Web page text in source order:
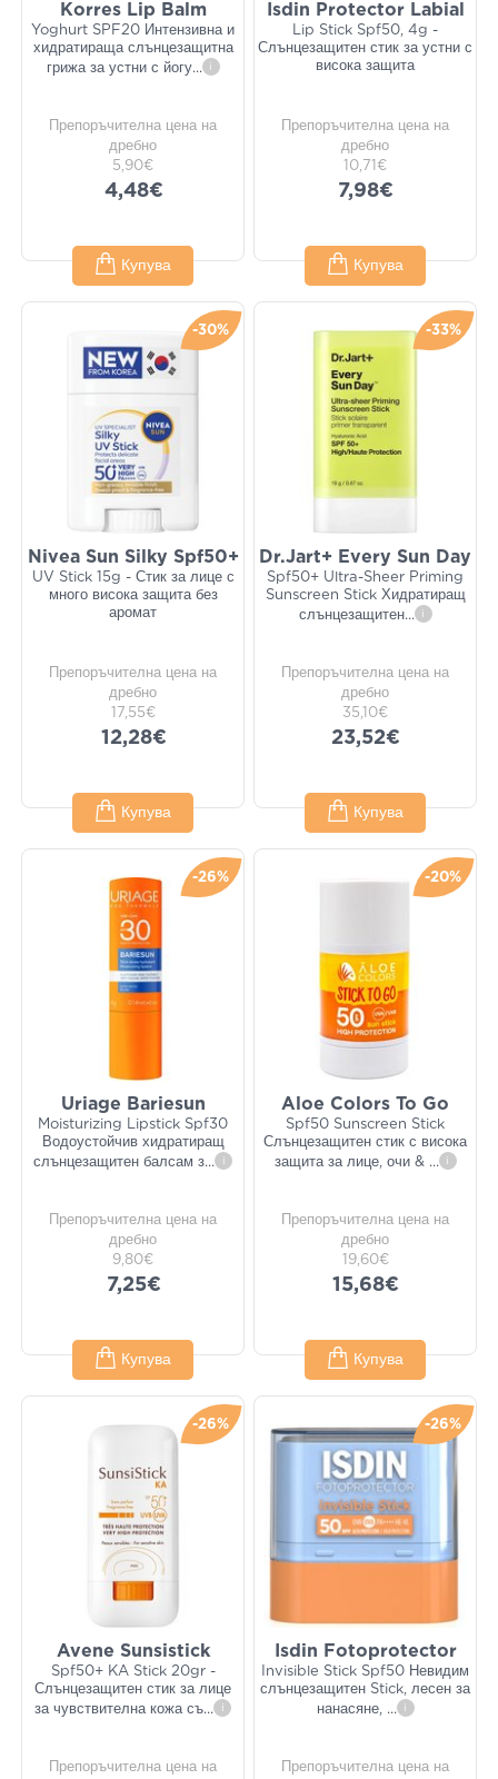
Korres Lip Balm
Yoghurt SPF20 Интензивна и
хидратираща слънцезащитна
грижа за устни с йогу... i
Препоръчителна цена на
дребно
5,90€
4,48€
Купува
Isdin Protector Labial
Lip Stick Spf50, 4g -
Слънцезащитен стик за устни с
висока защита
Препоръчителна цена на
дребно
10,71€
7,98€
Купува
-30%
Nivea Sun Silky Spf50+
UV Stick 15g - Стик за лице с
много висока защита без
аромат
Препоръчителна цена на
дребно
17,55€
12,28€
Купува
-33%
Dr.Jart+ Every Sun Day
Spf50+ Ultra-Sheer Priming
Sunscreen Stick Хидратиращ
слънцезащитен... i
Препоръчителна цена на
дребно
35,10€
23,52€
Купува
-26%
Uriage Bariesun
Moisturizing Lipstick Spf30
Водоустойчив хидратиращ
слънцезащитен балсам з... i
Препоръчителна цена на
дребно
9,80€
7,25€
Купува
-20%
Aloe Colors To Go
Spf50 Sunscreen Stick
Слънцезащитен стик с висока
защита за лице, очи & ... i
Препоръчителна цена на
дребно
19,60€
15,68€
Купува
-26%
Avene Sunsistick
Spf50+ KA Stick 20gr -
Слънцезащитен стик за лице
за чувствителна кожа съ... i
Препоръчителна цена на
-26%
Isdin Fotoprotector
Invisible Stick Spf50 Невидим
слънцезащитен Stick, лесен за
нанасяне, ... i
Препоръчителна цена на